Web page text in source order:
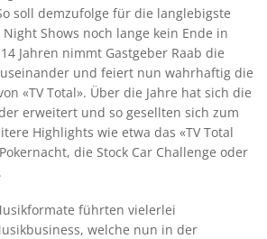
soll demzufolge für die langlebigste
Shows noch lange kein Ende in
Jahren nimmt Gastgeber Raab die
und feiert nun wahrhaftig die
«TV Total». Über die Jahre hat sich die
erweitert und so gesellten sich zum
Highlights wie etwa das «TV Total
die Stock Car Challenge oder
führten vielerlei
welche nun in der